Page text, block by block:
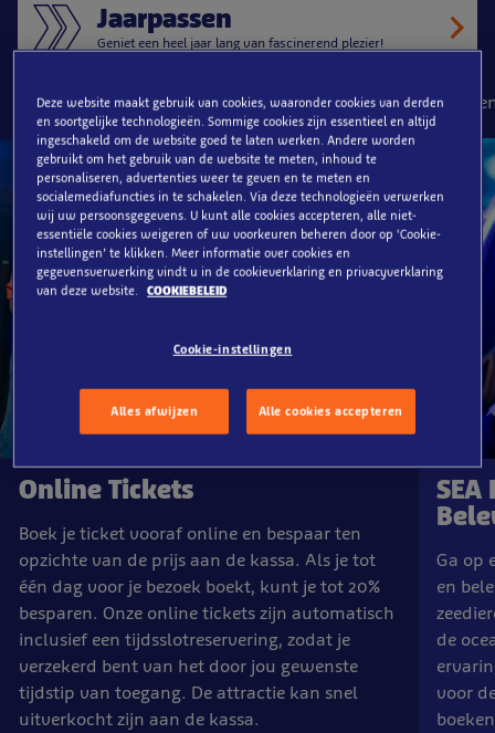
Jaarpassen
Geniet een heel jaar lang van fascinerend plezier!
Kleurrijke biodiversiteit Dagelijks boeiende
Online vanaf
€20
in plaats van €25 ter plaatse
Online Tickets
Boek je ticket vooraf online en bespaar ten
opzichte van de prijs aan de kassa. Als je tot
één dag voor je bezoek boekt, kunt je tot 20%
besparen. Onze online tickets zijn automatisch
inclusief een tijdsslotreservering, zodat je
verzekerd bent van het door jou gewenste
tijdstip van toegang. De attractie kan snel
uitverkocht zijn aan de kassa.
Ga op
en
de
voor
Deze website maakt gebruik van cookies, waaronder cookies van derden
en soortgelijke technologieën. Sommige cookies zijn essentieel en altijd
ingeschakeld om de website goed te laten werken. Andere worden
gebruikt om het gebruik van de website te meten, inhoud te
personaliseren, advertenties weer te geven en te meten en
socialemediafuncties in te schakelen. Via deze technologieën verwerken
wij uw persoonsgegevens. U kunt alle cookies accepteren, alle niet-
essentiële cookies weigeren of uw voorkeuren beheren door op ‘Cookie-
instellingen’ te klikken. Meer informatie over cookies en
gegevensverwerking vindt u in de cookieverklaring en privacyverklaring
van deze website.
COOKIEBELEID
Cookie-instellingen
Alles afwijzen Alle cookies accepteren